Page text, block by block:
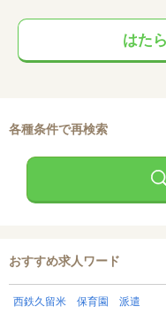
はた
各種条件で再検索
おすすめ求人ワード
西鉄久留米 保育園 派遣